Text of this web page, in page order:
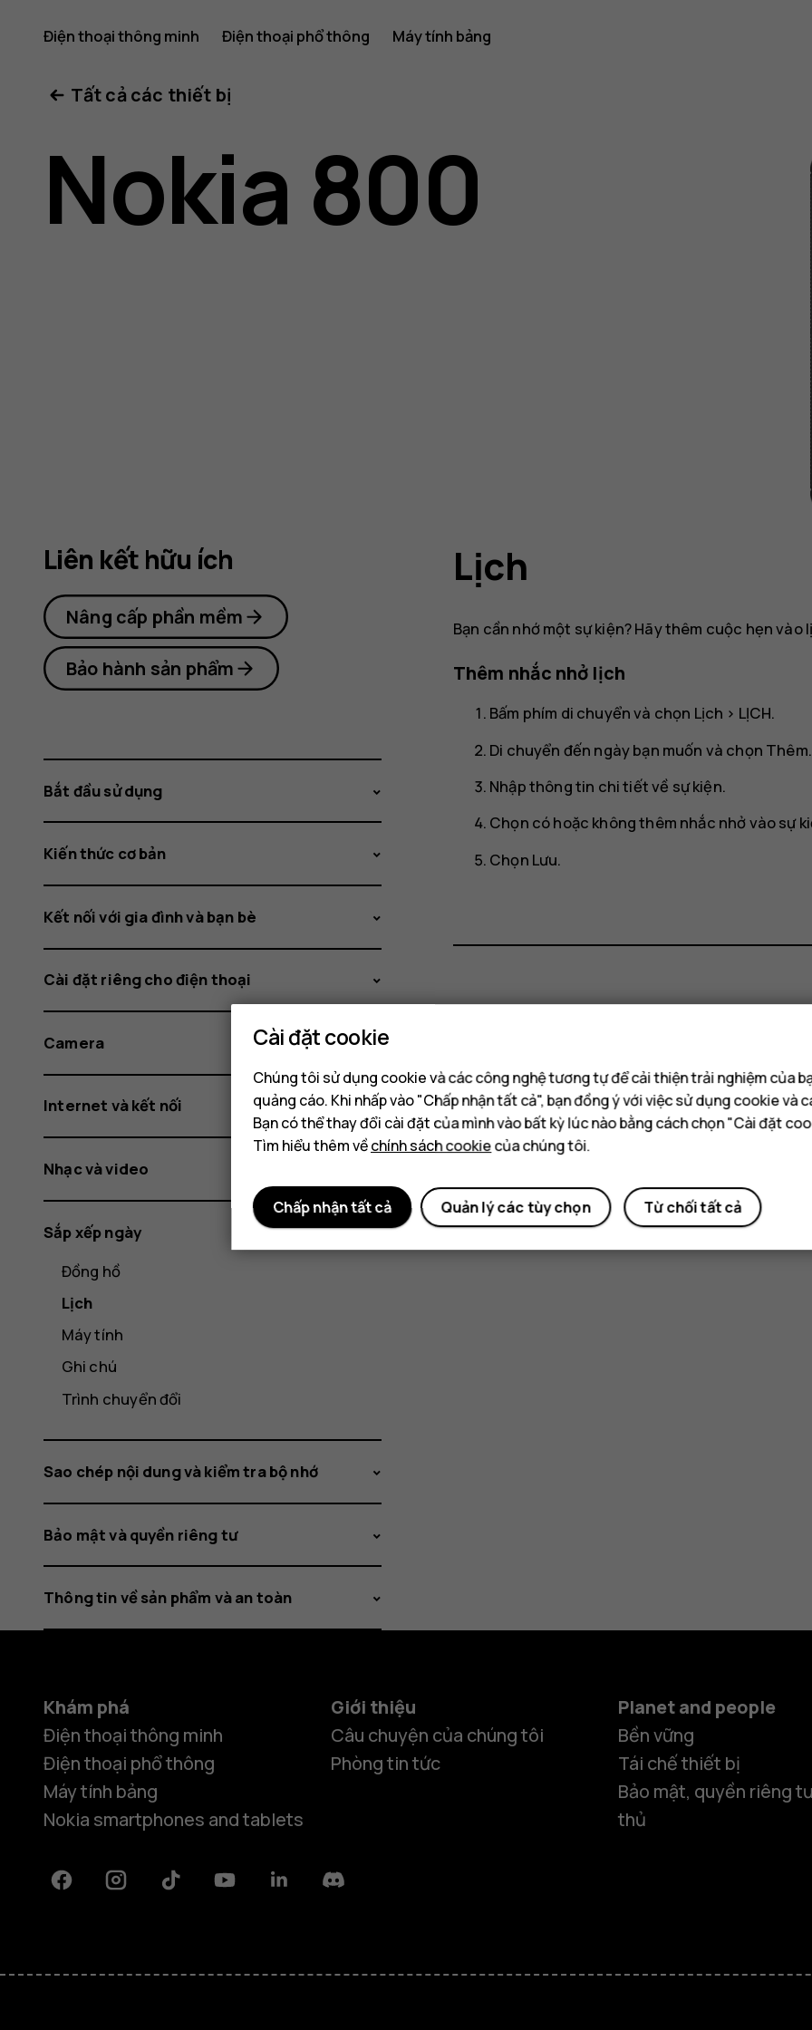
Hướng
dẫn
sử
800
Điện thoại thông minh Điện thoại phổ thông Máy tính bảng
Tất cả các thiết bị
Nokia 800
Lịch
Bạn cần nhớ một sự kiện? Hãy thêm cuộc hẹn vào
Thêm nhắc nhở lịch
Bấm phím di chuyển và chọn Lịch > LỊCH.
Di chuyển đến ngày bạn muốn và chọn Thêm.
Nhập thông tin chi tiết về sự kiện.
Chọn có hoặc không thêm nhắc nhở vào sự
Chọn Lưu.
Có Không
Liên kết hữu ích
Nâng cấp phần mềm
Bảo hành sản phẩm
Bắt đầu sử dụng
Kiến thức cơ bản
Kết nối với gia đình và bạn bè
Cài đặt riêng cho điện thoại
Camera
Internet và kết nối
Nhạc và video
Sắp xếp ngày
Đồng hồ
Lịch
Máy tính
Ghi chú
Trình chuyển đổi
Sao chép nội dung và kiểm tra bộ nhớ
Bảo mật và quyền riêng tư
Thông tin về sản phẩm và an toàn
Khám phá
Điện thoại thông minh
Điện thoại phổ thông
Máy tính bảng
Nokia smartphones and tablets
Giới thiệu
Câu chuyện của chúng tôi
Phòng tin tức
Planet and people
Bền vững
Tái chế thiết bị
Bảo mật, quyền riêng
thủ
FacebookInstagramTiktok YoutubeLinkedinDiscord
Cài đặt cookie
Chúng tôi sử dụng cookie và các công nghệ tương tự để cải thiện trải nghiệm của
quảng cáo. Khi nhấp vào "Chấp nhận tất cả", bạn đồng ý với việc sử dụng cookie và
Bạn có thể thay đổi cài đặt của mình vào bất kỳ lúc nào bằng cách chọn "Cài đặt
Tìm hiểu thêm vềchính sách cookiecủa chúng tôi.
Từ chối tất cả
Quản lý các tùy chọn
Chấp nhận tất cả